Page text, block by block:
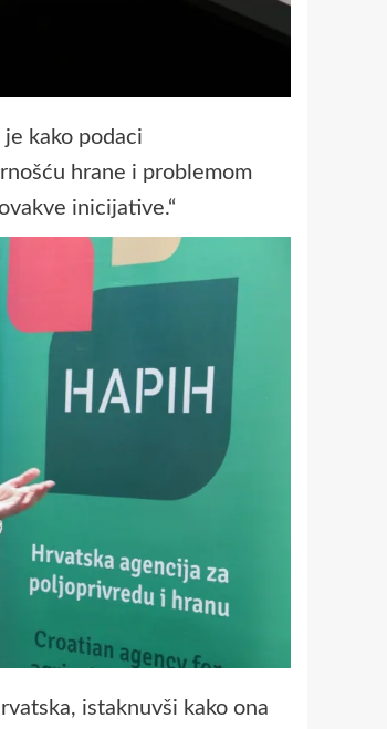
kako podaci
hrane i problemom
inicijative.“
istaknuvši kako ona